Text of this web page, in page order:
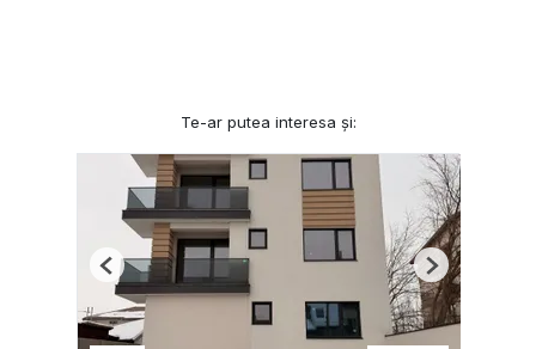
Te-ar putea interesa și:
Previous Next